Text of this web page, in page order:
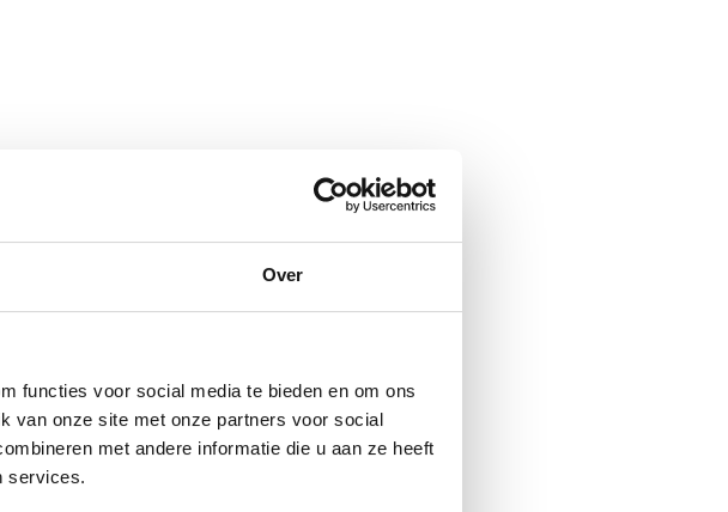
Over
functies voor social media te bieden en om ons
van onze site met onze partners voor social
met andere informatie die u aan ze heeft
services.